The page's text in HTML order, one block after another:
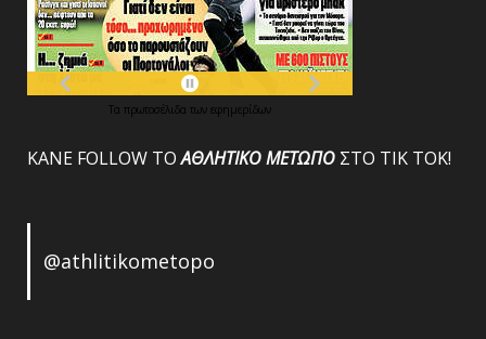
Τα πρωτοσέλιδα των εφημερίδων
ΚΑΝΕ FOLLOW ΤΟΑΘΛΗΤΙΚΟΜΕΤΩΠΟ ΣΤΟ ΤΙΚ ΤΟΚ!
@athlitikometopo